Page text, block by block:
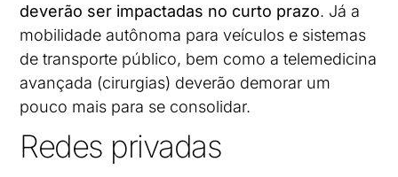
deverão ser impactadas no curto prazo. Já a
mobilidade autônoma para veículos e sistemas
de transporte público, bem como a telemedicina
avançada (cirurgias) deverão demorar um
pouco mais para se consolidar.
Redes privadas